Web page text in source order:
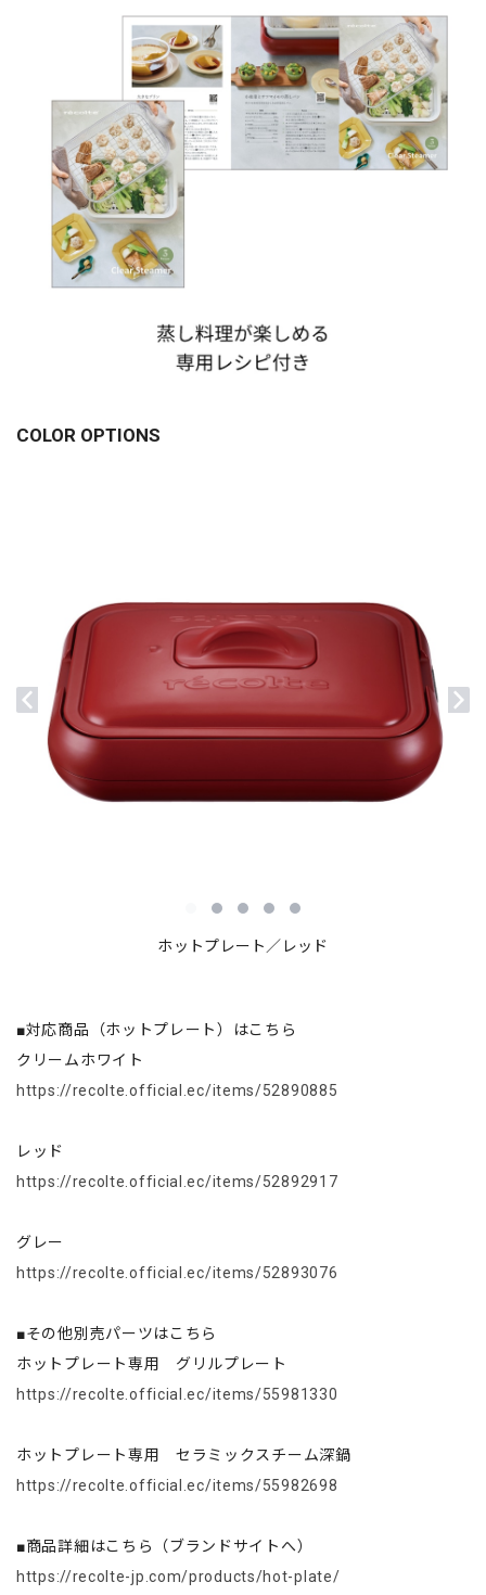
COLOR OPTIONS
ホットプレート／レッド
■対応商品（ホットプレート）はこちら
クリームホワイト
https://recolte.official.ec/items/52890885
レッド
https://recolte.official.ec/items/52892917
グレー
https://recolte.official.ec/items/52893076
■その他別売パーツはこちら
ホットプレート専用 グリルプレート
https://recolte.official.ec/items/55981330
ホットプレート専用 セラミックスチーム深鍋
https://recolte.official.ec/items/55982698
■商品詳細はこちら（ブランドサイトへ）
https://recolte-jp.com/products/hot-plate/